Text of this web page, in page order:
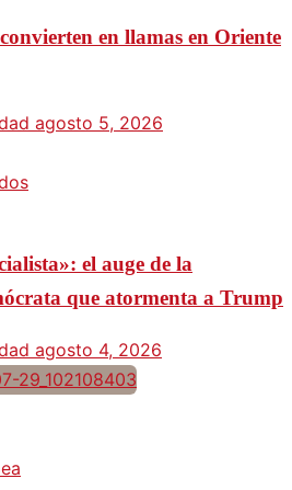
en llamas en Oriente
agosto 5, 2026
el auge de la
que atormenta a Trump
agosto 4, 2026